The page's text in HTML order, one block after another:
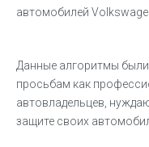
автомобилей
Данные алгоритмы
просьбам как
автовладельцев,
защите своих